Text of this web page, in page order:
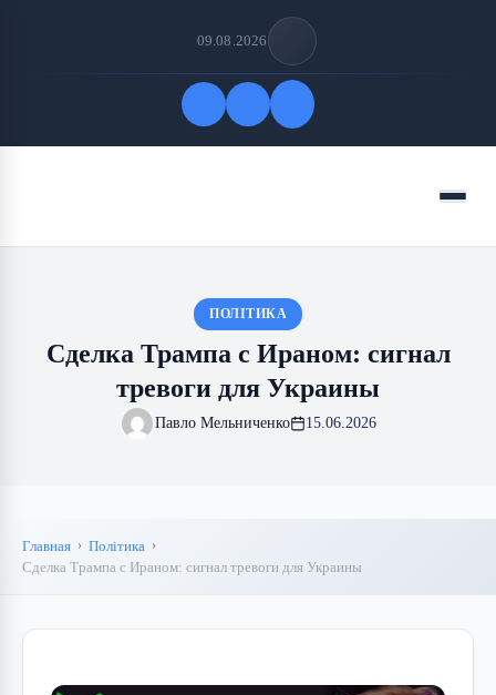
09.08.2026
Меню
ПОЛІТИКА
Сделка Трампа с Ираном: сигнал
тревоги для Украины
Павло Мельниченко 15.06.2026
Главная
Політика
Сделка Трампа с Ираном: сигнал тревоги для Украины